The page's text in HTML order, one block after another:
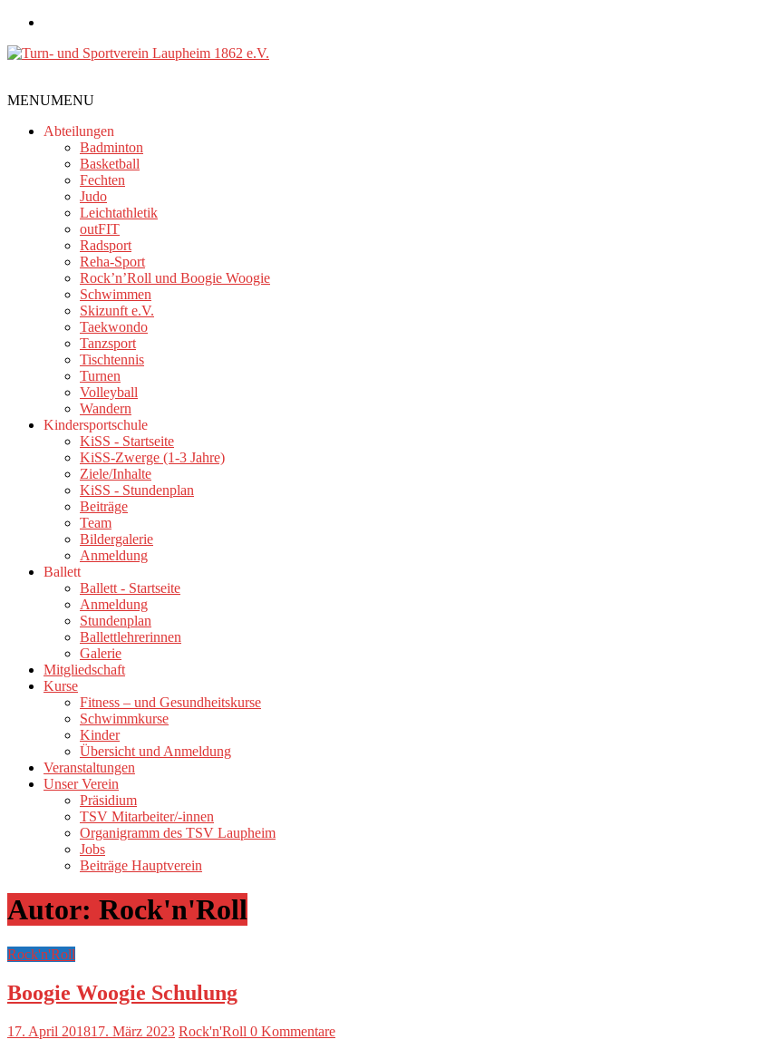
Zum
springen
und
Sportverein
Laupheim
MENUMENU
Abteilungen
Badminton
Basketball
Fechten
Judo
Leichtathletik
outFIT
Radsport
Reha-Sport
Rock’n’Roll und Boogie Woogie
Schwimmen
Skizunft e.V.
Taekwondo
Tanzsport
Tischtennis
Turnen
Volleyball
Wandern
Kindersportschule
KiSS - Startseite
KiSS-Zwerge (1-3 Jahre)
Ziele/Inhalte
KiSS - Stundenplan
Beiträge
Team
Bildergalerie
Anmeldung
Ballett
Ballett - Startseite
Anmeldung
Stundenplan
Ballettlehrerinnen
Galerie
Mitgliedschaft
Kurse
Fitness – und Gesundheitskurse
Schwimmkurse
Kinder
Übersicht und Anmeldung
Veranstaltungen
Unser Verein
Präsidium
TSV Mitarbeiter/-innen
Organigramm des TSV Laupheim
Jobs
Beiträge Hauptverein
Autor: Rock'n'Roll
Rock'n'Roll
Boogie Woogie Schulung
17. April 201817. März 2023 Rock'n'Roll 0 Kommentare